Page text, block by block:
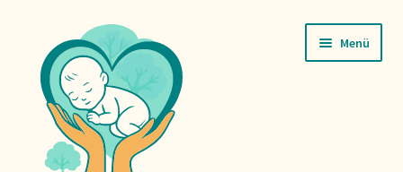
Navigation
springen
Inhalt
springen
Menü